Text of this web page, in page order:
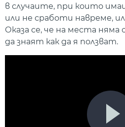
в случаите, при които
или не сработи навреме,
Оказа се, че на места няма
да знаят как да я ползват.